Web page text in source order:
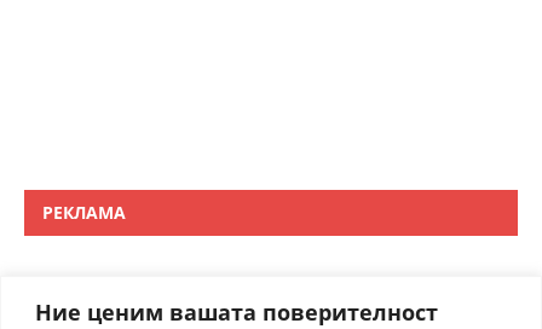
Ние ценим вашата поверителност
РЕКЛАМА